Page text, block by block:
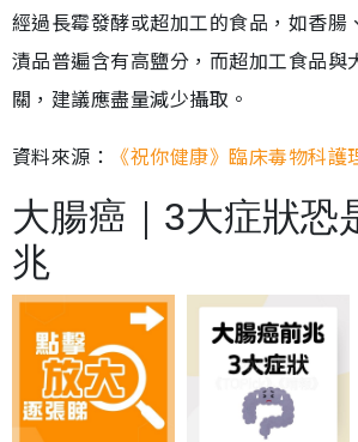
經過長霉發酵或超加工的食品，如香腸
漬品普遍含有高鹽分，而超加工食品與
關，建議應盡量減少攝取。
資料來源： 《祝你健康》臨床毒物科護
大腸癌｜3大症狀恐
兆